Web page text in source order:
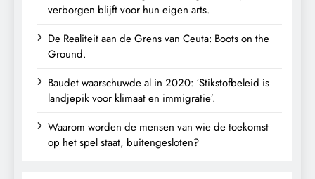
verborgen blijft voor hun eigen arts.
De Realiteit aan de Grens van Ceuta: Boots on the
Ground.
Baudet waarschuwde al in 2020: ‘Stikstofbeleid is
landjepik voor klimaat en immigratie’.
Waarom worden de mensen van wie de toekomst
op het spel staat, buitengesloten?